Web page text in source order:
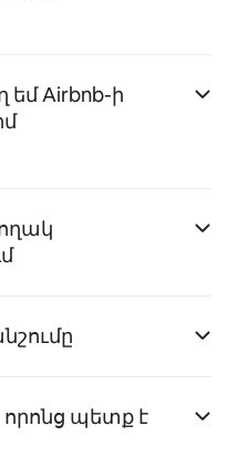
Airbnb-ի
որոնց պետք է